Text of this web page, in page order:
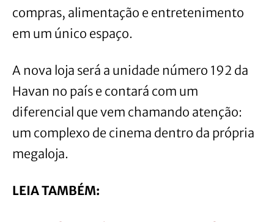
compras, alimentação e entretenimento
em um único espaço.
A nova loja será a unidade número 192 da
Havan no país e contará com um
diferencial que vem chamando atenção:
um complexo de cinema dentro da própria
megaloja.
LEIA TAMBÉM: